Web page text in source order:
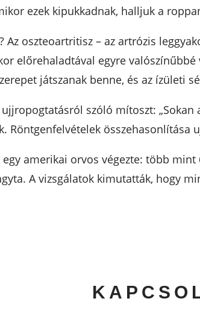
ezek kipukkadnak, halljuk a
Az oszteoartritisz – az artrózis
előrehaladtával egyre
játszanak benne, és az ízületi
szóló mítoszt:
Röntgenfelvételek
amerikai orvos végezte: több
A vizsgálatok kimutatták, hogy